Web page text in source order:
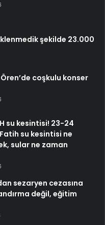
şekilde 23.000
coşkulu konser
su kesintisi! 23-24
su kesintisi ne
sular ne zaman
sezaryen cezasına
değil, eğitim